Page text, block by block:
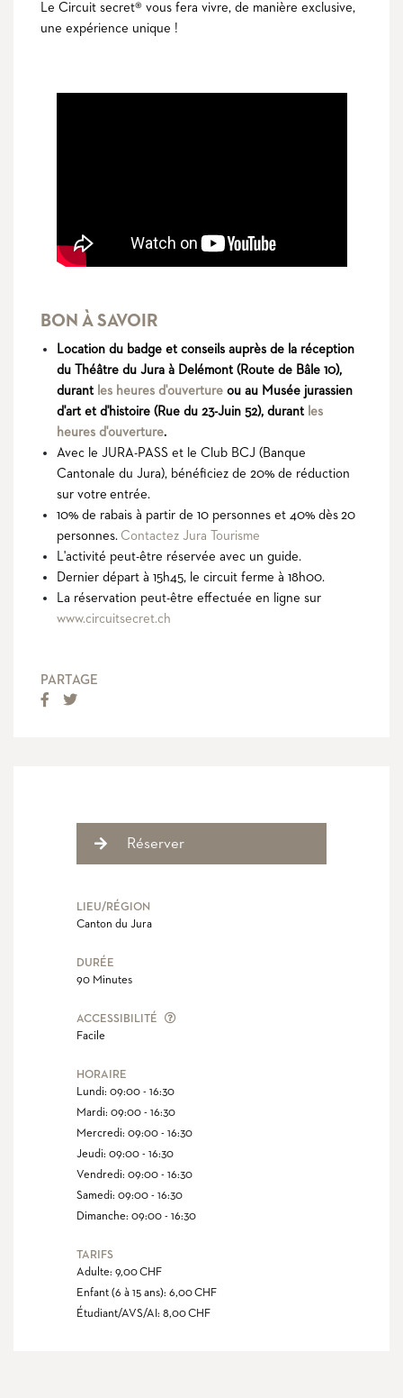
Le Circuit secret® vous fera vivre, de manière exclusive,
une expérience unique !
BON À SAVOIR
Location du badge et conseils auprès de la réception
du Théâtre du Jura à Delémont (Route de Bâle 10),
durant les heures d'ouverture ou au Musée jurassien
d'art et d'histoire (Rue du 23-Juin 52), durant les
heures d'ouverture.
Avec le JURA-PASS et le Club BCJ (Banque
Cantonale du Jura), bénéficiez de 20% de réduction
sur votre entrée.
10% de rabais à partir de 10 personnes et 40% dès 20
personnes. Contactez Jura Tourisme
L'activité peut-être réservée avec un guide.
Dernier départ à 15h45, le circuit ferme à 18h00.
La réservation peut-être effectuée en ligne sur
www.circuitsecret.ch
PARTAGE
LIEU/RÉGION
Canton du Jura
DURÉE
90 Minutes
ACCESSIBILITÉ
Facile
HORAIRE
Lundi: 09:00 - 16:30
Mardi: 09:00 - 16:30
Mercredi: 09:00 - 16:30
Jeudi: 09:00 - 16:30
Vendredi: 09:00 - 16:30
Samedi: 09:00 - 16:30
Dimanche: 09:00 - 16:30
TARIFS
Adulte: 9,00 CHF
Enfant (6 à 15 ans): 6,00 CHF
Étudiant/AVS/AI: 8,00 CHF